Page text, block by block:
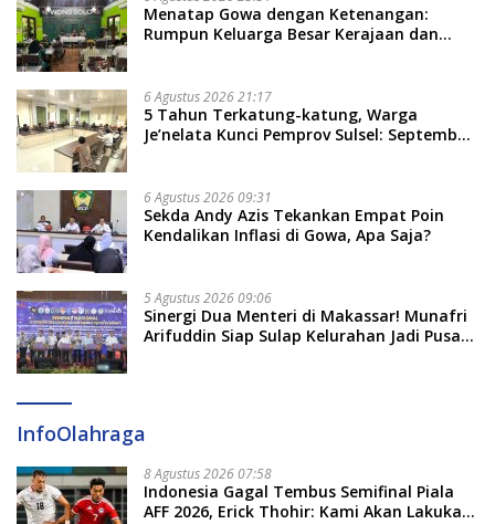
Menatap Gowa dengan Ketenangan:
Rumpun Keluarga Besar Kerajaan dan
Soal Adat dan Adab
6 Agustus 2026 21:17
5 Tahun Terkatung-katung, Warga
Je’nelata Kunci Pemprov Sulsel: September
6 Agustus 2026 09:31
Sekda Andy Azis Tekankan Empat Poin
Kendalikan Inflasi di Gowa, Apa Saja?
5 Agustus 2026 09:06
Sinergi Dua Menteri di Makassar! Munafri
Arifuddin Siap Sulap Kelurahan Jadi Pusat
InfoOlahraga
8 Agustus 2026 07:58
Indonesia Gagal Tembus Semifinal Piala
AFF 2026, Erick Thohir: Kami Akan Lakukan